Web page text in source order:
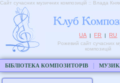
Сайт сучасних музичних композицій :: Влада
UA | FR | RU
Рожевий сайт сучасних
композицій
БІБЛІОТЕКА КОМПОЗИТОРІВ